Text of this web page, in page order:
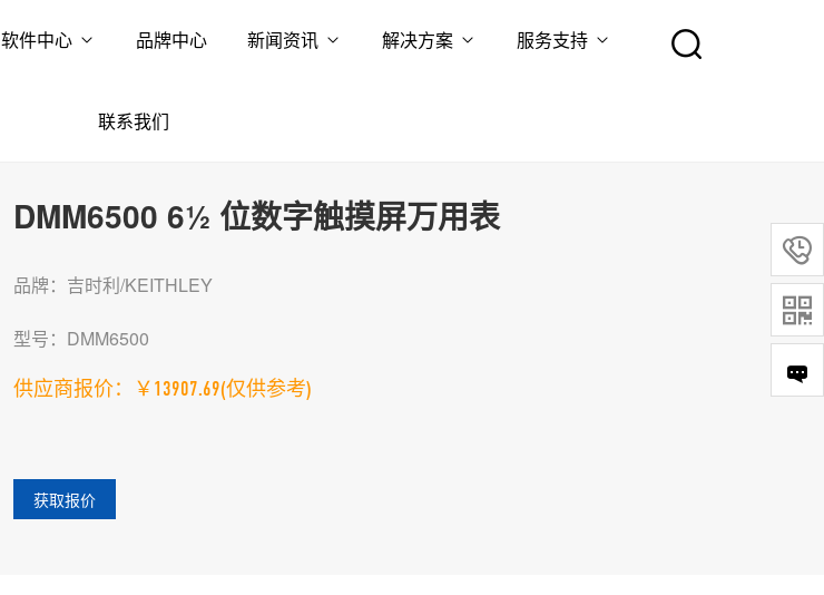
软件中心 品牌中心 新闻资讯 解决方案 服务支持
联系我们
DMM6500 6½ 位数字触摸屏万用表
品牌：吉时利/KEITHLEY
型号：DMM6500
供应商报价：￥13907.69(仅供参考)
获取报价

